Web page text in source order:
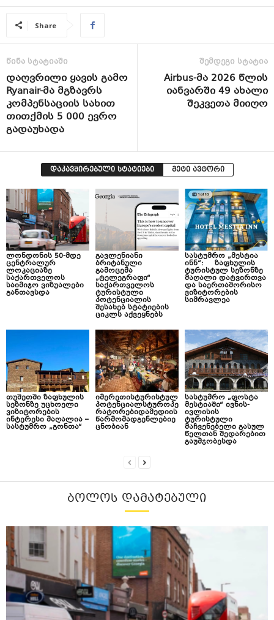
Share
წინა სტატიაში
დაღვრილი ყავის გამო
Ryanair-მა მგზავრს
კომპენსაციის სახით
თითქმის 5 000 ევრო
გადაუხადა
შემდეგი სტატია
Airbus-მა 2026 წლის
იანვარში 49 ახალი
შეკვეთა მიიღო
დაკავშირებული სტატიები მეტი ავტორი
ლონდონის 50-მდე
ცენტრალურ
ლოკაციაზე
საქართველოს
საიმიჯო ვიზუალები
განთავსდა
გავლენიანი
ბრიტანული
გამოცემა
„ტელეგრაფი“
საქართველოს
ტურისტული
პოტენციალის
შესახებ სტატიების
ციკლს აქვეყნებს
სასტუმრო „მესტია
ინნ“: ზაფხულის
ტურისტულ სეზონზე
მაღალი დატვირთვა
და საერთაშორისო
ვიზიტორების
სიმრავლეა
თუშეთში ზაფხულის
სეზონზე უცხოელი
ვიზიტორების
ინტერესი მაღალია –
სასტუმრო „გონთა“
იმერეთისტურისტულ
პოტენციალსტუროპე
რატორებიდამედიის
წარმომადგენლებიე
ცნობიან
სასტუმრო „ფოსტა
მესტიაში“ ივნის-
ივლისის
ტურისტული
მაჩვენებელი გასულ
წელთან შედარებით
გაუმჯობესდა
ᲑᲝᲚᲝᲡ ᲓᲐᲛᲐᲢᲔᲑᲣᲚᲘ